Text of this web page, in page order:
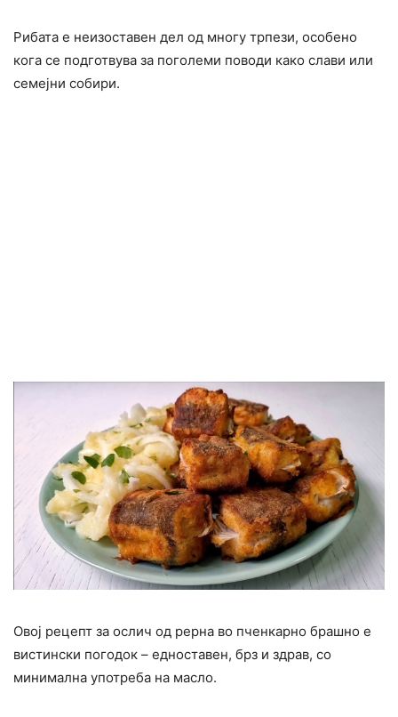
Рибата е неизоставен дел од многу трпези, особено
кога се подготвува за поголеми поводи како слави или
семејни собири.
Овој рецепт за ослич од рерна во пченкарно брашно е
вистински погодок – едноставен, брз и здрав, со
минимална употреба на масло.